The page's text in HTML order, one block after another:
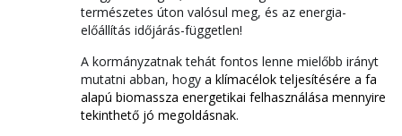
természetes úton valósul meg, és az energia-
előállítás időjárás-független!
A kormányzatnak tehát fontos lenne mielőbb irányt
mutatni abban, hogy a klímacélok teljesítésére a fa
alapú biomassza energetikai felhasználása mennyire
tekinthető jó megoldásnak.